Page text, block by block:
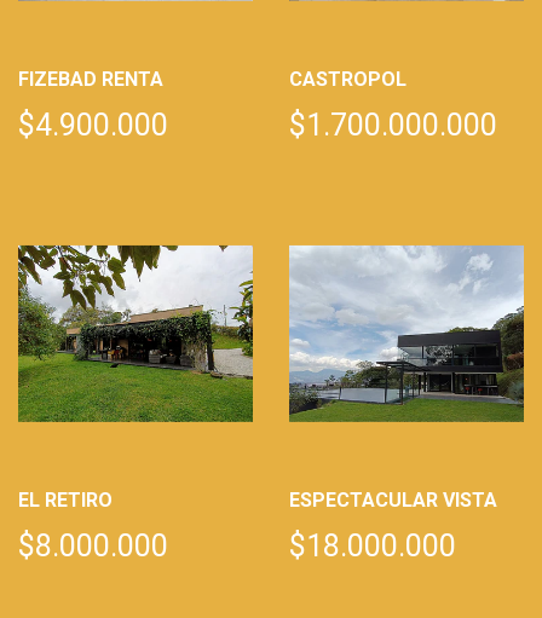
FIZEBAD RENTA
$4.900.000
CASTROPOL
$1.700.000.000
EL RETIRO
$8.000.000
ESPECTACULAR VISTA
$18.000.000